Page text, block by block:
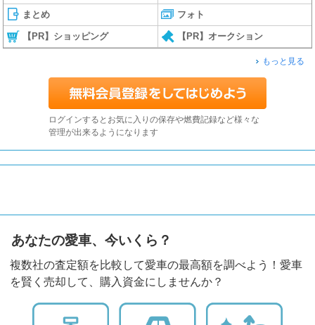
まとめ フォト
【PR】ショッピング 【PR】オークション
もっと見る
ログインするとお気に入りの保存や燃費記録など様々な
管理が出来るようになります
あなたの愛車、今いくら？
複数社の査定額を比較して愛車の最高額を調べよう！愛車
を賢く売却して、購入資金にしませんか？